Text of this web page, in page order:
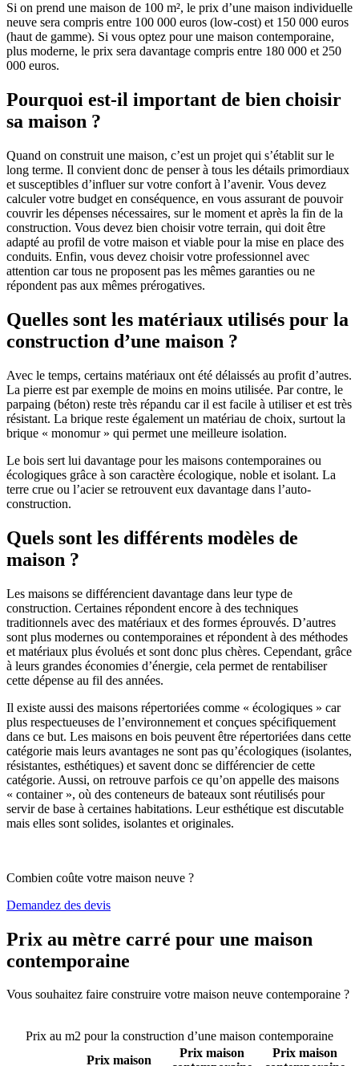
Si on prend une maison de 100 m², le prix d’une maison individuelle
neuve sera compris entre 100 000 euros (low-cost) et 150 000 euros
(haut de gamme). Si vous optez pour une maison contemporaine,
plus moderne, le prix sera davantage compris entre 180 000 et 250
000 euros.
Pourquoi est-il important de bien choisir
sa maison ?
Quand on construit une maison, c’est un projet qui s’établit sur le
long terme. Il convient donc de penser à tous les détails primordiaux
et susceptibles d’influer sur votre confort à l’avenir. Vous devez
calculer votre budget en conséquence, en vous assurant de pouvoir
couvrir les dépenses nécessaires, sur le moment et après la fin de la
construction. Vous devez bien choisir votre terrain, qui doit être
adapté au profil de votre maison et viable pour la mise en place des
conduits. Enfin, vous devez choisir votre professionnel avec
attention car tous ne proposent pas les mêmes garanties ou ne
répondent pas aux mêmes prérogatives.
Quelles sont les matériaux utilisés pour la
construction d’une maison ?
Avec le temps, certains matériaux ont été délaissés au profit d’autres.
La pierre est par exemple de moins en moins utilisée. Par contre, le
parpaing (béton) reste très répandu car il est facile à utiliser et est très
résistant. La brique reste également un matériau de choix, surtout la
brique « monomur » qui permet une meilleure isolation.
Le bois sert lui davantage pour les maisons contemporaines ou
écologiques grâce à son caractère écologique, noble et isolant. La
terre crue ou l’acier se retrouvent eux davantage dans l’auto-
construction.
Quels sont les différents modèles de
maison ?
Les maisons se différencient davantage dans leur type de
construction. Certaines répondent encore à des techniques
traditionnels avec des matériaux et des formes éprouvés. D’autres
sont plus modernes ou contemporaines et répondent à des méthodes
et matériaux plus évolués et sont donc plus chères. Cependant, grâce
à leurs grandes économies d’énergie, cela permet de rentabiliser
cette dépense au fil des années.
Il existe aussi des maisons répertoriées comme « écologiques » car
plus respectueuses de l’environnement et conçues spécifiquement
dans ce but. Les maisons en bois peuvent être répertoriées dans cette
catégorie mais leurs avantages ne sont pas qu’écologiques (isolantes,
résistantes, esthétiques) et savent donc se différencier de cette
catégorie. Aussi, on retrouve parfois ce qu’on appelle des maisons
« container », où des conteneurs de bateaux sont réutilisés pour
servir de base à certaines habitations. Leur esthétique est discutable
mais elles sont solides, isolantes et originales.
Combien coûte votre maison neuve ?
Demandez des devis
Prix au mètre carré pour une maison
contemporaine
Vous souhaitez faire construire votre maison neuve contemporaine ?
Prix au m2 pour la construction d’une maison contemporaine
Prix maison
Prix maison
Prix maison